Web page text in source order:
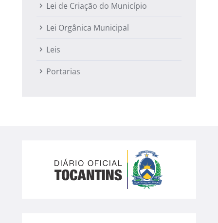
Lei de Criação do Município
Lei Orgânica Municipal
Leis
Portarias